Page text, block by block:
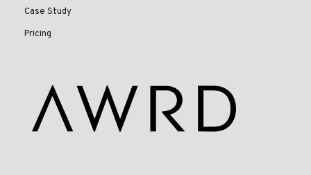
Case Study
Pricing